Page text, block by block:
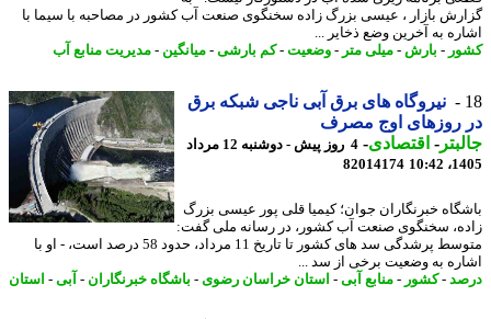
بازار ، عیسی بزرگ زاده سخنگوی صنعت آب کشور در مصاحبه با سیما با
به آخرین وضع ذخایر ...
-بارش-میلی متر-وضعیت-کم بارشی -میانگین-مدیریت منابع آب
نیروگاه های برق آبی ناجی شبکه برق
روزهای اوج مصرف
-اقتصادی-
4 روز پیش - دوشنبه 12 مرداد
82014174
خبرنگاران جوان؛ کیمیا قلی پور عیسی بزرگ
سخنگوی صنعت آب کشور، در رسانه ملی گفت:
متوسط پرشدگی سد های کشور تا تاریخ 11 مرداد، حدود 58 درصد است، - او با
به وضعیت برخی از سد ...
-کشور-منابع آبی- استان خراسان رضوی-باشگاه خبرنگاران- آبی- استان